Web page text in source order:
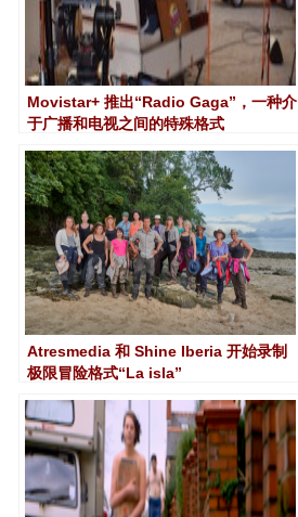
Movistar+ 推出“Radio Gaga”，一种介
于广播和电视之间的特殊格式
Atresmedia 和 Shine Iberia 开始录制
极限冒险格式“La isla”